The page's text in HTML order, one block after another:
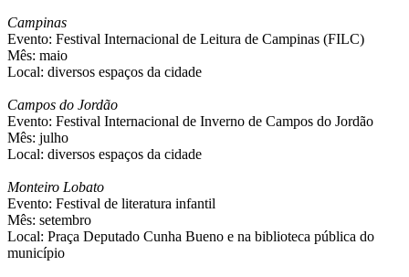
Campinas
Evento: Festival Internacional de Leitura de Campinas (FILC)
Mês: maio
Local: diversos espaços da cidade
Campos do Jordão
Evento: Festival Internacional de Inverno de Campos do Jordão
Mês: julho
Local: diversos espaços da cidade
Monteiro Lobato
Evento: Festival de literatura infantil
Mês: setembro
Local: Praça Deputado Cunha Bueno e na biblioteca pública do
município